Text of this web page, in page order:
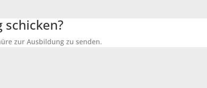
zur Ausbildung zu senden.